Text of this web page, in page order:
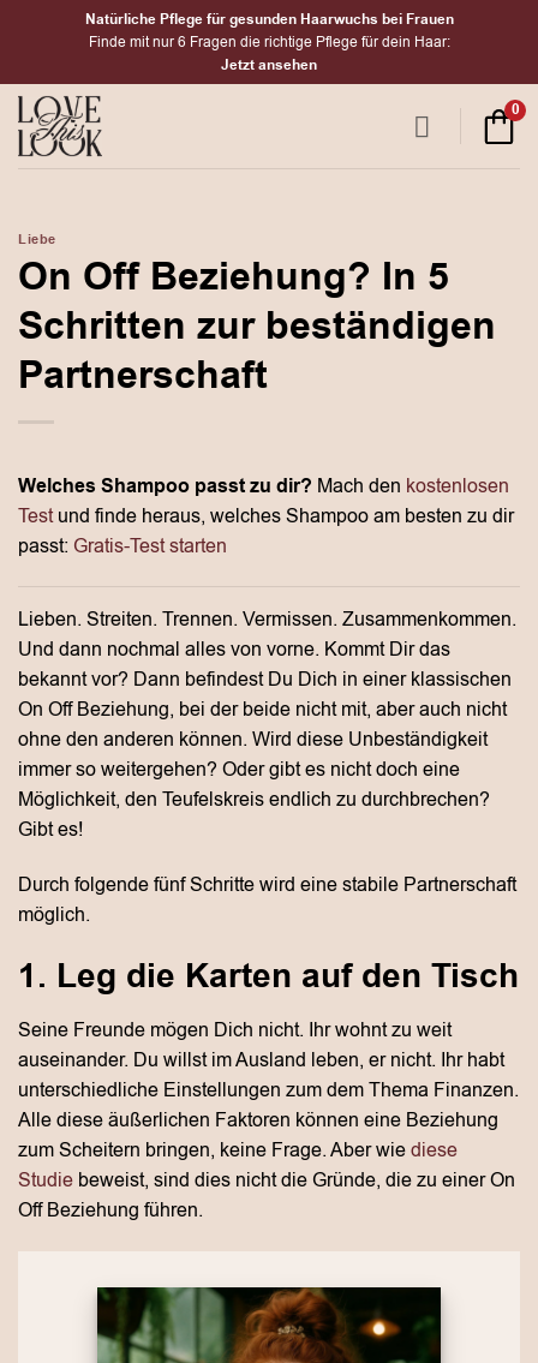
Natürliche Pflege für gesunden Haarwuchs bei Frauen
Finde mit nur 6 Fragen die richtige Pflege für dein Haar:
Jetzt ansehen
0
Liebe
On Off Beziehung? In 5
Schritten zur beständigen
Partnerschaft
Welches Shampoo passt zu dir? Mach den kostenlosen
Testund finde heraus, welches Shampoo am besten zu dir
passt: Gratis-Test starten
Lieben. Streiten. Trennen. Vermissen. Zusammenkommen.
Und dann nochmal alles von vorne. Kommt Dir das
bekannt vor? Dann befindest Du Dich in einer klassischen
On Off Beziehung, bei der beide nicht mit, aber auch nicht
ohne den anderen können. Wird diese Unbeständigkeit
immer so weitergehen? Oder gibt es nicht doch eine
Möglichkeit, den Teufelskreis endlich zu durchbrechen?
Gibt es!
Durch folgende fünf Schritte wird eine stabile Partnerschaft
möglich.
1. Leg die Karten auf den Tisch
Seine Freunde mögen Dich nicht. Ihr wohnt zu weit
auseinander. Du willst im Ausland leben, er nicht. Ihr habt
unterschiedliche Einstellungen zum dem Thema Finanzen.
Alle diese äußerlichen Faktoren können eine Beziehung
zum Scheitern bringen, keine Frage. Aber wiediese
Studie beweist, sind dies nicht die Gründe, die zu einer On
Off Beziehung führen.